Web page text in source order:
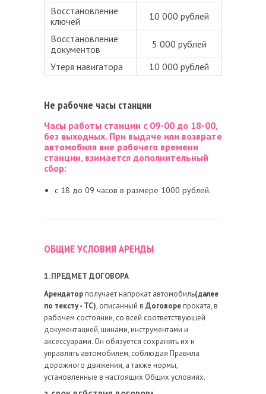
Восстановление
ключей
10 000 рублей
Восстановление
документов
5 000 рублей
Утеря навигатора
10 000 рублей
Не рабочие часы станции
Часы работы станции с 09-00 до 18-00,
без выходных. При выдаче или возврате
автомобиля вне рабочего времени
станции, взимается дополнительный
сбор:
c 18 до 09 часов в размере 1000 рублей.
ОБЩИЕ УСЛОВИЯ АРЕНДЫ
1. ПРЕДМЕТ ДОГОВОРА
Арендатор получает напрокат автомобиль(далее
по тексту - ТС), описанный в Договоре проката, в
рабочем состоянии, со всей соответствующей
документацией, шинами, инструментами и
аксессуарами. Он обязуется сохранять их и
управлять автомобилем, соблюдая Правила
дорожного движения, а также нормы,
установленные в настоящих Общих условиях.